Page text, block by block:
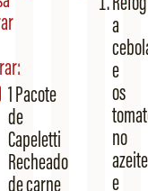
1 Pacote
de
Capeletti
Recheado
de carne
a
e
os
no
azeite
e